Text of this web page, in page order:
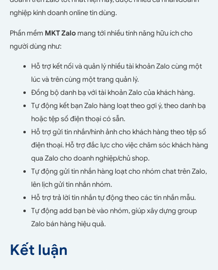
nghiệp kinh doanh online tin dùng.
Phần mềm MKT Zalo mang tới nhiều tính năng hữu ích cho
người dùng như:
Hỗ trợ kết nối và quản lý nhiều tài khoản Zalo cùng một
lúc và trên cùng một trang quản lý.
Đồng bộ danh bạ với tài khoản Zalo của khách hàng.
Tự động kết bạn Zalo hàng loạt theo gợi ý, theo danh bạ
hoặc tệp số điện thoại có sẵn.
Hỗ trợ gửi tin nhắn/hình ảnh cho khách hàng theo tệp số
điện thoại. Hỗ trợ đắc lực cho việc chăm sóc khách hàng
qua Zalo cho doanh nghiệp/chủ shop.
Tự động gửi tin nhắn hàng loạt cho nhóm chat trên Zalo,
lên lịch gửi tin nhắn nhóm.
Hỗ trợ trả lời tin nhắn tự động theo các tin nhắn mẫu.
Tự động add bạn bè vào nhóm, giúp xây dựng group
Zalo bán hàng hiệu quả.
Kết luận